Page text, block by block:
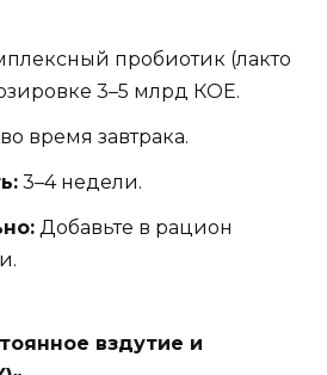
пробиотик (лакто
3–5 млрд КОЕ.
время завтрака.
3–4 недели.
Добавьте в рацион
вздутие и